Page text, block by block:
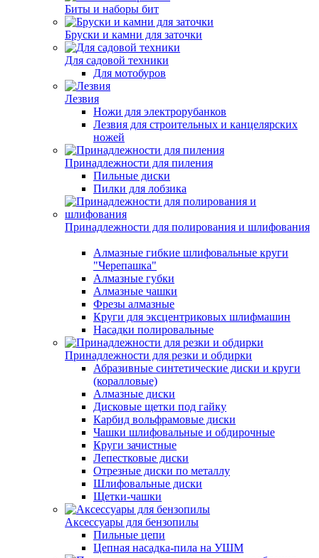
Биты и наборы бит
Бруски и камни для заточки
Для садовой техники
Для мотобуров
Лезвия
Ножи для электрорубанков
Лезвия для строительных и канцелярских
ножей
Принадлежности для пиления
Пильные диски
Пилки для лобзика
Принадлежности для полирования и шлифования
Алмазные гибкие шлифовальные круги
"Черепашка"
Алмазные губки
Алмазные чашки
Фрезы алмазные
Круги для эксцентриковых шлифмашин
Насадки полировальные
Принадлежности для резки и обдирки
Абразивные синтетические диски и круги
(коралловые)
Алмазные диски
Дисковые щетки под гайку
Карбид вольфрамовые диски
Чашки шлифовальные и обдирочные
Круги зачистные
Лепестковые диски
Отрезные диски по металлу
Шлифовальные диски
Щетки-чашки
Аксессуары для бензопилы
Пильные цепи
Цепная насадка-пила на УШМ